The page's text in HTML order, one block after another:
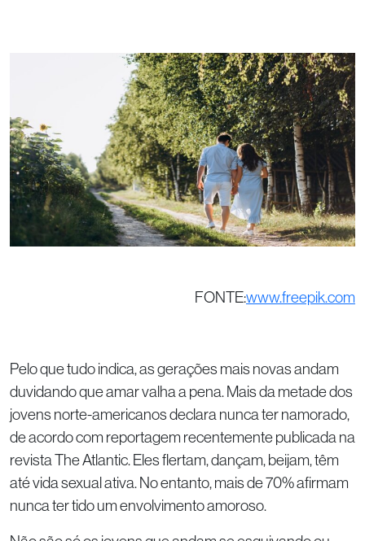
FONTE:www.freepik.com
Pelo que tudo indica, as gerações mais novas andam
duvidando que amar valha a pena. Mais da metade dos
jovens norte-americanos declara nunca ter namorado,
de acordo com reportagem recentemente publicada na
revista The Atlantic. Eles flertam, dançam, beijam, têm
até vida sexual ativa. No entanto, mais de 70% afirmam
nunca ter tido um envolvimento amoroso.